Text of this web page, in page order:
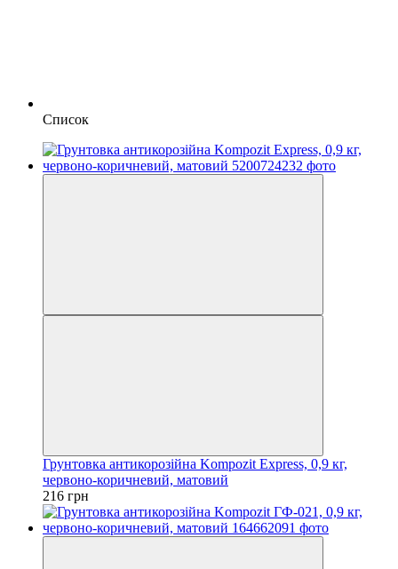
Список
Грунтовка антикорозійна Kompozit Express, 0,9 кг,
червоно-коричневий, матовий
216 грн